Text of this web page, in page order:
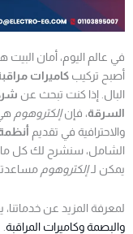
في عالم اليوم، أمان
أصبح تركيب كاميرات
البال. إذا كنت تبحث عن
السرقة، فإنإلكتروهوم
والاحترافية في تقديم
الشامل، سنشرح لك كل ما
يمكن لـإلكتروهوم
لمعرفة المزيد عن خدماتنا،
والبصمة وكاميرات المراقبة